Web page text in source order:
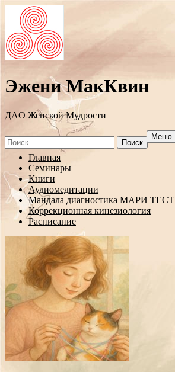
Эжени МакКвин
ДAO Женской Мудрости
Search
for:
Меню
Перейти
содержанию
Главная
Семинары
Книги
Аудиомедитации
Мандала диагностика МАРИ ТЕСТ
Коррекционная кинезиология
Расписание